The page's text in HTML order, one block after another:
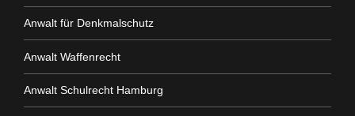
Anwalt für Denkmalschutz
Anwalt Waffenrecht
Anwalt Schulrecht Hamburg